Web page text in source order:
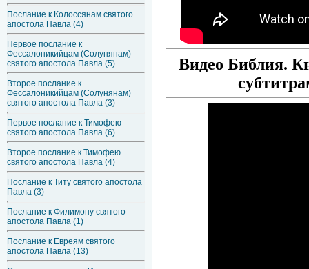
Послание к Колоссянам святого
апостола Павла (4)
Первое послание к
Фессалоникийцам (Солунянам)
святого апостола Павла (5)
Второе послание к
Фессалоникийцам (Солунянам)
святого апостола Павла (3)
Первое послание к Тимофею
святого апостола Павла (6)
Второе послание к Тимофею
святого апостола Павла (4)
Послание к Титу святого апостола
Павла (3)
Послание к Филимону святого
апостола Павла (1)
Послание к Евреям святого
апостола Павла (13)
Видео Библия.